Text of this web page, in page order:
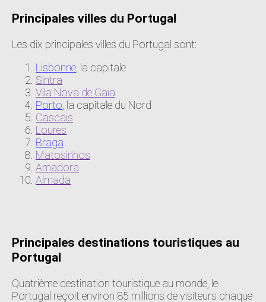
Principales villes du Portugal
Les dix principales villes du Portugal sont:
Lisbonne, la capitale
Sintra
Vila Nova de Gaia
Porto, la capitale du Nord
Cascais
Loures
Braga
Matosinhos
Amadora
Almada
Principales destinations touristiques au
Portugal
Quatrième destination touristique au monde, le
Portugal reçoit environ 85 millions de visiteurs chaque